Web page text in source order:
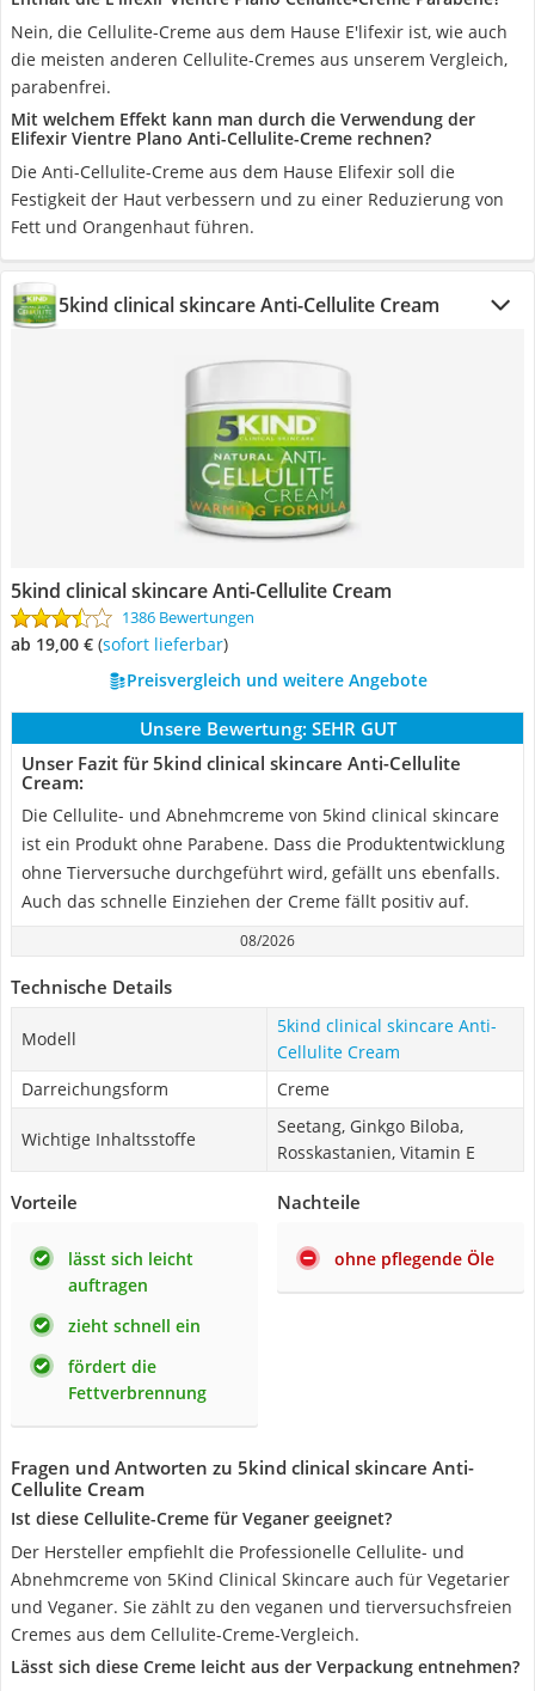
Nein, die Cellulite-Creme aus dem Hause E'lifexir ist, wie auch
die meisten anderen Cellulite-Cremes aus unserem Vergleich,
parabenfrei.
Mit welchem Effekt kann man durch die Verwendung der
Elifexir Vientre Plano Anti-Cellulite-Creme rechnen?
Die Anti-Cellulite-Creme aus dem Hause Elifexir soll die
Festigkeit der Haut verbessern und zu einer Reduzierung von
Fett und Orangenhaut führen.
5kind clinical skincare Anti-Cellulite Cream
5kind clinical skincare Anti-Cellulite Cream
1386 Bewertungen
ab 19,00 € ( Sofort lieferbar)
Preisvergleich und weitere Angebote
Unsere Bewertung: SEHR GUT
Unser Fazit für 5kind clinical skincare Anti-Cellulite
Cream:
Die Cellulite- und Abnehmcreme von 5kind clinical skincare
ist ein Produkt ohne Parabene. Dass die Produktentwicklung
ohne Tierversuche durchgeführt wird, gefällt uns ebenfalls.
Auch das schnelle Einziehen der Creme fällt positiv auf.
08/2026
Technische Details
Modell
5kind clinical skincare Anti-
Cellulite Cream
Darreichungsform
Creme
Wichtige Inhaltsstoffe
Seetang, Ginkgo Biloba,
Rosskastanien, Vitamin E
Vorteile
lässt sich leicht
auftragen
zieht schnell ein
fördert die
Fettverbrennung
Nachteile
ohne pflegende Öle
Fragen und Antworten zu 5kind clinical skincare Anti-
Cellulite Cream
Ist diese Cellulite-Creme für Veganer geeignet?
Der Hersteller empfiehlt die Professionelle Cellulite- und
Abnehmcreme von 5Kind Clinical Skincare auch für Vegetarier
und Veganer. Sie zählt zu den veganen und tierversuchsfreien
Cremes aus dem Cellulite-Creme-Vergleich.
Lässt sich diese Creme leicht aus der Verpackung entnehmen?